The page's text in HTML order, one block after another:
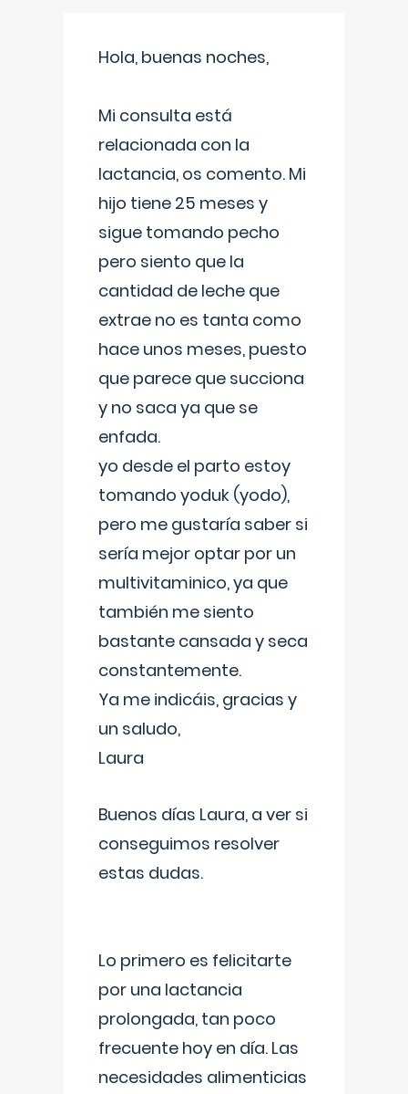
Hola, buenas noches,
Mi consulta está
relacionada con la
lactancia, os comento. Mi
hijo tiene 25 meses y
sigue tomando pecho
pero siento que la
cantidad de leche que
extrae no es tanta como
hace unos meses, puesto
que parece que succiona
y no saca ya que se
enfada.
yo desde el parto estoy
tomando yoduk (yodo),
pero me gustaría saber si
sería mejor optar por un
multivitaminico, ya que
también me siento
bastante cansada y seca
constantemente.
Ya me indicáis, gracias y
un saludo,
Laura
Buenos días Laura, a ver si
conseguimos resolver
estas dudas.
Lo primero es felicitarte
por una lactancia
prolongada, tan poco
frecuente hoy en día. Las
necesidades alimenticias